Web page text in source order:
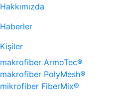
Hakkımızda
Haberler
Kişiler
makrofiber ArmoTec®
makrofiber PolyMesh®
mikrofiber FiberMix®